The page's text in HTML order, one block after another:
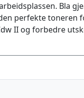
Bla
perfekte toneren
II og forbedre